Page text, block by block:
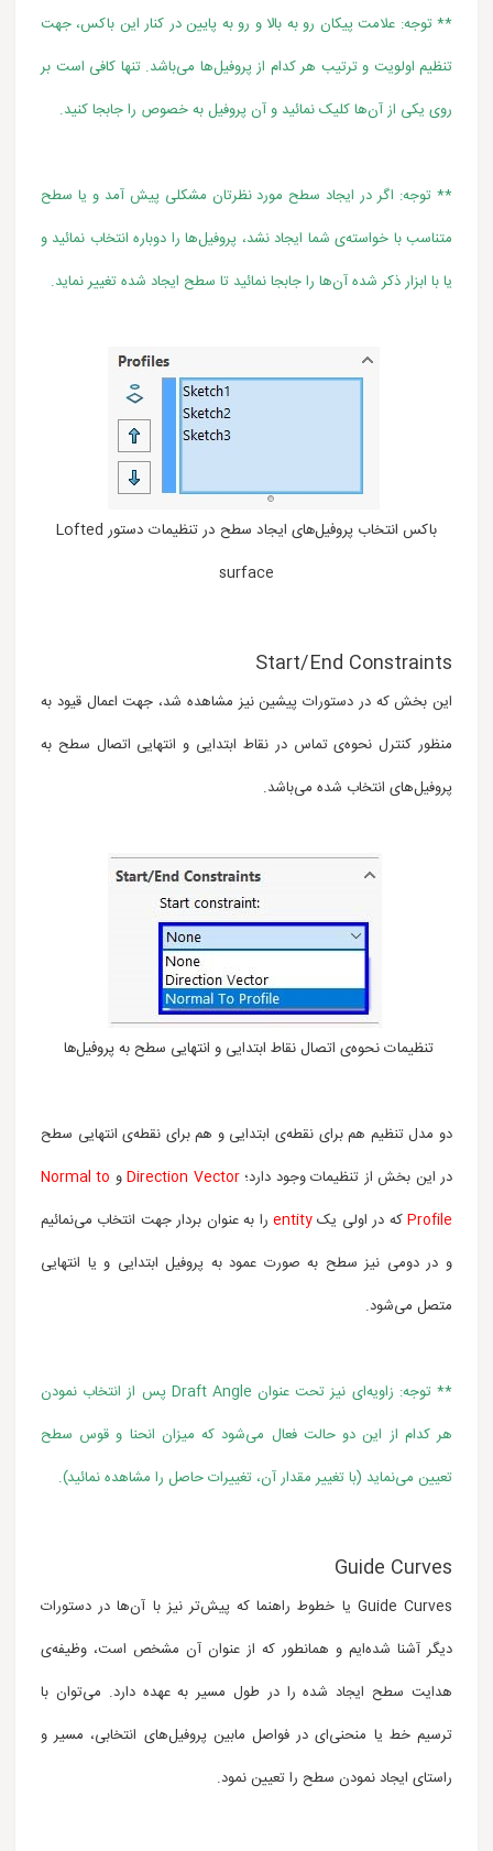
** توجه: علامت پیکان رو به بالا و رو به پایین در کنار این باکس، جهت
تنظیم اولویت و ترتیب هر کدام از پروفیل‌ها می‌باشد. تنها کافی است بر
روی یکی از آن‌ها کلیک نمائید و آن پروفیل به خصوص را جابجا کنید.
** توجه: اگر در ایجاد سطح مورد نظرتان مشکلی پیش آمد و یا سطح
متناسب با خواسته‌ی شما ایجاد نشد، پروفیل‌ها را دوباره انتخاب نمائید و
یا با ابزار ذکر شده آن‌ها را جابجا نمائید تا سطح ایجاد شده تغییر نماید.
باکس انتخاب پروفیل‌های ایجاد سطح در تنظیمات دستور Lofted
surface
Start/End Constraints
این بخش که در دستورات پیشین نیز مشاهده شد، جهت اعمال قیود به
منظور کنترل نحوه‌ی تماس در نقاط ابتدایی و انتهایی اتصال سطح به
پروفیل‌های انتخاب شده می‌باشد.
تنظیمات نحوه‌ی اتصال نقاط ابتدایی و انتهایی سطح به پروفیل‌ها
دو مدل تنظیم هم برای نقطه‌ی ابتدایی و هم برای نقطه‌ی انتهایی سطح
در این بخش از تنظیمات وجود دارد؛ Direction Vector و Normal to
Profileکه در اولی یکentity را به عنوان بردار جهت انتخاب می‌نمائیم
و در دومی نیز سطح به صورت عمود به پروفیل ابتدایی و یا انتهایی
متصل می‌شود.
** توجه: زاویه‌ای نیز تحت عنوان Draft Angle پس از انتخاب نمودن
هر کدام از این دو حالت فعال می‌شود که میزان انحنا و قوس سطح
تعیین می‌نماید (با تغییر مقدار آن، تغییرات حاصل را مشاهده نمائید).
Guide Curves
Guide Curves یا خطوط راهنما که پیش‌تر نیز با آن‌ها در دستورات
دیگر آشنا شده‌ایم و همانطور که از عنوان آن مشخص است، وظیفه‌ی
هدایت سطح ایجاد شده را در طول مسیر به عهده دارد. می‌توان با
ترسیم خط یا منحنی‌ای در فواصل مابین پروفیل‌های انتخابی، مسیر و
راستای ایجاد نمودن سطح را تعیین نمود.